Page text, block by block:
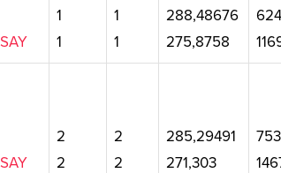
SAY
1
1
1
1
288,48676
275,8758
SAY
2
2
2
2
285,29491
271,303